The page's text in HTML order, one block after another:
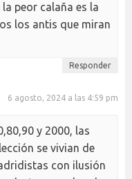
peor calaña es la
los antis que miran
Responder
6 agosto, 2024 a las 4:59 pm
y 2000, las
se vivian de
con ilusión